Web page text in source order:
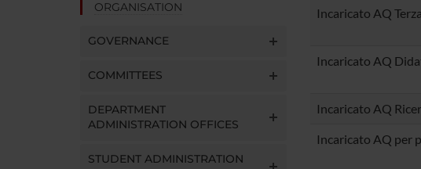
ORGANISATION
GOVERNANCE
COMMITTEES
DEPARTMENT
ADMINISTRATION OFFICES
STUDENT ADMINISTRATION
Incaricato AQ
Incaricato AQ
Incaricato AQ
Incaricato AQ per